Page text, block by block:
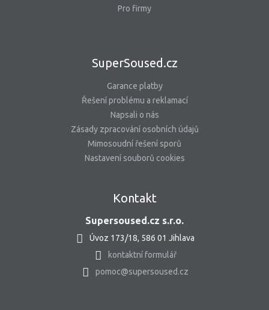
Pro firmy
SuperSoused.cz
Garance platby
Řešení problému a reklamací
Napsali o nás
Zásady zpracování osobních údajů
Mimosoudní řešení sporů
Nastavení souborů cookies
Kontakt
Supersoused.cz s.r.o.
Úvoz 173/18, 586 01 Jihlava
kontaktní formulář
pomoc@supersoused.cz